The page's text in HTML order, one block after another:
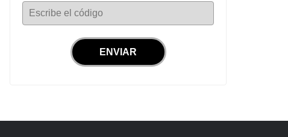
Escribe el código